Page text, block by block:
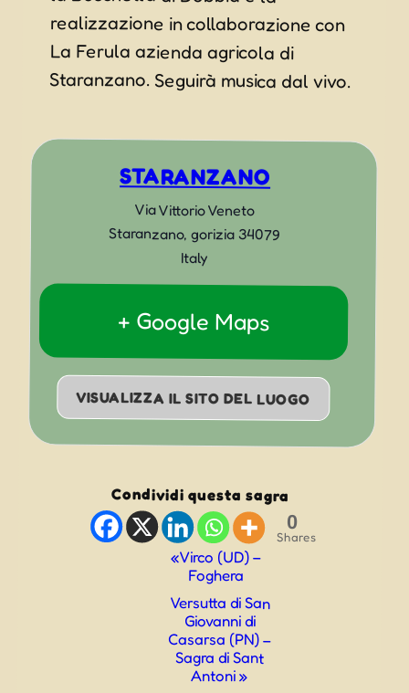
Staranzano. Seguirà musica dal vivo.
STARANZANO
Via Vittorio Veneto
Staranzano, gorizia34079
Italy
+ Google Maps
VISUALIZZA IL SITO DEL LUOGO
Condividi questa sagra
0
Shares
«Virco (UD) –
Foghera
Versutta di San
Giovanni di
Casarsa (PN) –
Sagra di Sant
Antoni»